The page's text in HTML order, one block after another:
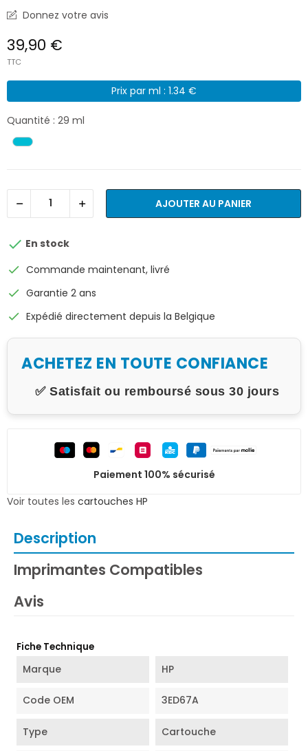
Donnez votre avis
39,90 €
TTC
Prix par ml : 1.34 €
Quantité : 29 ml
AJOUTER AU PANIER
 En stock
check Commande maintenant, livré
check Garantie 2 ans
check Expédié directement depuis la Belgique
ACHETEZ EN TOUTE CONFIANCE
✅ Satisfait ou remboursé sous 30 jours
Paiement 100% sécurisé
Voir toutes les cartouches HP
Description
Imprimantes Compatibles
Avis
Fiche Technique
Marque HP
Code OEM 3ED67A
Type Cartouche